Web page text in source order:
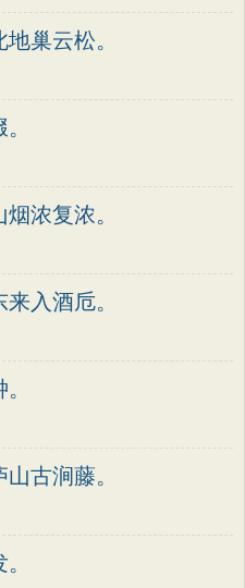
巢云松。
浓复浓。
入酒卮。
古涧藤。